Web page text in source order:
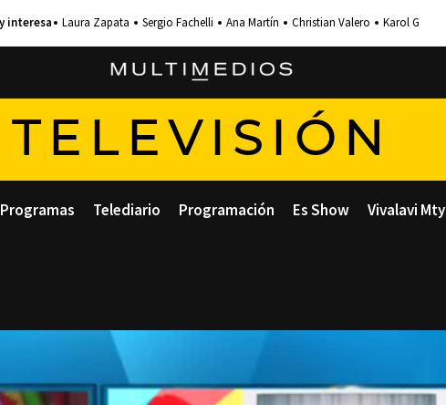
Laura Zapata Sergio Fachelli Ana Martín Christian Valero Karol G
TELEVISIÓN
Programas Telediario Programación Es Show Vivalavi Mty